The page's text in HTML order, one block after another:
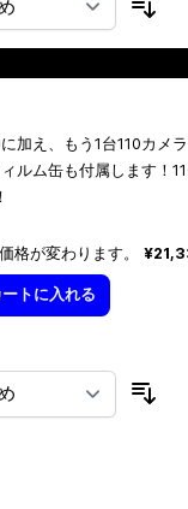
加え、もう1台110カメ
ルム缶も付属します！
格が変わります。
ートに入れる